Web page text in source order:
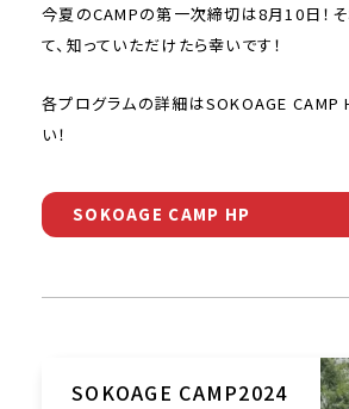
今夏のCAMPの第一次締切は8月10日！そ
て、知っていただけたら幸いです！
各プログラムの詳細はSOKOAGE CAMP
い！
SOKOAGE CAMP HP
SOKOAGE CAMP2024